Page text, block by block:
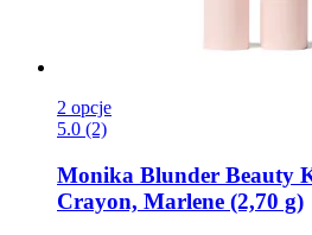
2 opcje
5.0 (2)
Monika Blunder Beauty
Crayon, Marlene (2,70 g)